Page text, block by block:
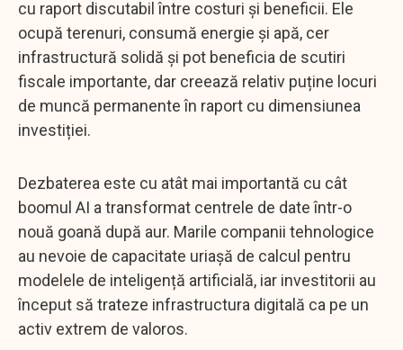
cu raport discutabil între costuri și beneficii. Ele
ocupă terenuri, consumă energie și apă, cer
infrastructură solidă și pot beneficia de scutiri
fiscale importante, dar creează relativ puține locuri
de muncă permanente în raport cu dimensiunea
investiției.
Dezbaterea este cu atât mai importantă cu cât
boomul AI a transformat centrele de date într-o
nouă goană după aur. Marile companii tehnologice
au nevoie de capacitate uriașă de calcul pentru
modelele de inteligență artificială, iar investitorii au
început să trateze infrastructura digitală ca pe un
activ extrem de valoros.